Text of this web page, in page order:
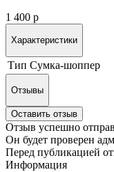
1 400 р
Характеристики
Тип Сумка-шоппер
Отзывы
Оставить отзыв
Отзыв успешно
Он будет проверен
Перед публикацией
Информация